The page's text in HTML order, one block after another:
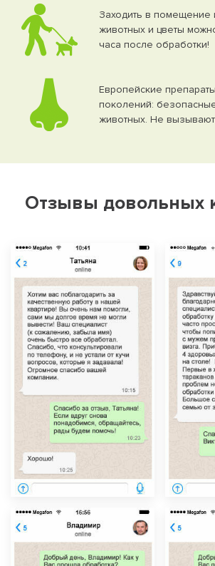
Заходить в помещение
животных и цветы
часа после обработки!
Европейские
поколений:
животных. Не
Отзывы довольных